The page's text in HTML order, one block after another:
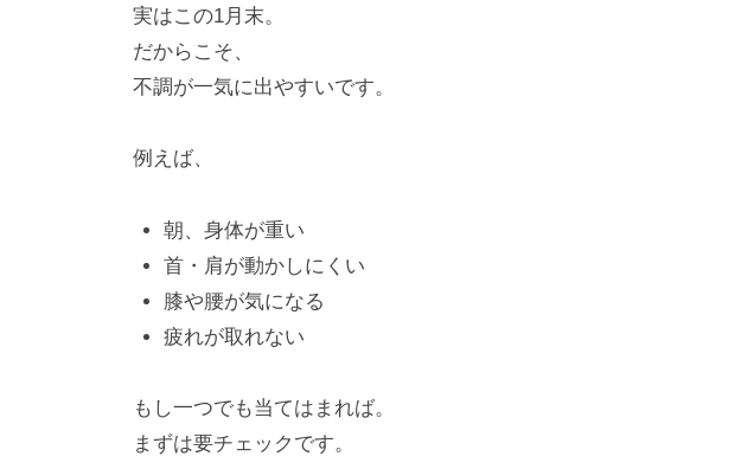
実はこの1月末。
だからこそ、
不調が一気に出やすいです。
例えば、
朝、身体が重い
首・肩が動かしにくい
膝や腰が気になる
疲れが取れない
もし一つでも当てはまれば。
まずは要チェックです。